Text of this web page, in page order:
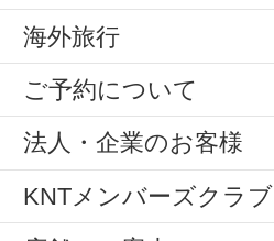
海外旅行
ご予約について
法人・企業のお客様
KNTメンバーズクラブ